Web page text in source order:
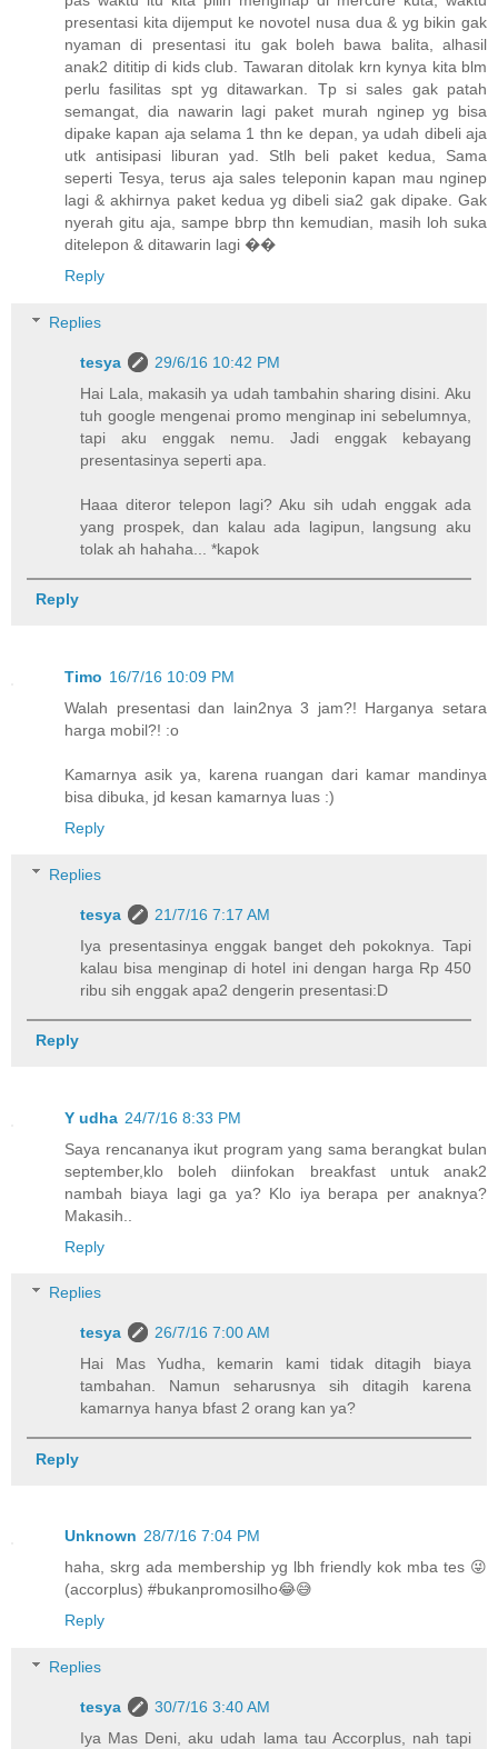
presentasi kita dijemput ke novotel nusa dua & yg bikin gak
nyaman di presentasi itu gak boleh bawa balita, alhasil
anak2 dititip di kids club. Tawaran ditolak krn kynya kita blm
perlu fasilitas spt yg ditawarkan. Tp si sales gak patah
semangat, dia nawarin lagi paket murah nginep yg bisa
dipake kapan aja selama 1 thn ke depan, ya udah dibeli aja
utk antisipasi liburan yad. Stlh beli paket kedua, Sama
seperti Tesya, terus aja sales teleponin kapan mau nginep
lagi & akhirnya paket kedua yg dibeli sia2 gak dipake. Gak
nyerah gitu aja, sampe bbrp thn kemudian, masih loh suka
ditelepon & ditawarin lagi ��
Reply
Replies
tesya
29/6/16 10:42 PM
Hai Lala, makasih ya udah tambahin sharing disini. Aku
tuh google mengenai promo menginap ini sebelumnya,
tapi aku enggak nemu. Jadi enggak kebayang
presentasinya seperti apa.
Haaa diteror telepon lagi? Aku sih udah enggak ada
yang prospek, dan kalau ada lagipun, langsung aku
tolak ah hahaha... *kapok
Reply
Timo 16/7/16 10:09 PM
Walah presentasi dan lain2nya 3 jam?! Harganya setara
harga mobil?! :o
Kamarnya asik ya, karena ruangan dari kamar mandinya
bisa dibuka, jd kesan kamarnya luas :)
Reply
Replies
tesya
21/7/16 7:17 AM
Iya presentasinya enggak banget deh pokoknya. Tapi
kalau bisa menginap di hotel ini dengan harga Rp 450
ribu sih enggak apa2 dengerin presentasi:D
Reply
Y udha 24/7/16 8:33 PM
Saya rencananya ikut program yang sama berangkat bulan
september,klo boleh diinfokan breakfast untuk anak2
nambah biaya lagi ga ya? Klo iya berapa per anaknya?
Makasih..
Reply
Replies
tesya
26/7/16 7:00 AM
Hai Mas Yudha, kemarin kami tidak ditagih biaya
tambahan. Namun seharusnya sih ditagih karena
kamarnya hanya bfast 2 orang kan ya?
Reply
Unknown 28/7/16 7:04 PM
haha, skrg ada membership yg lbh friendly kok mba tes 😜
(accorplus) #bukanpromosilho😂😅
Reply
Replies
tesya
30/7/16 3:40 AM
Iya Mas Deni, aku udah lama tau Accorplus, nah tapi